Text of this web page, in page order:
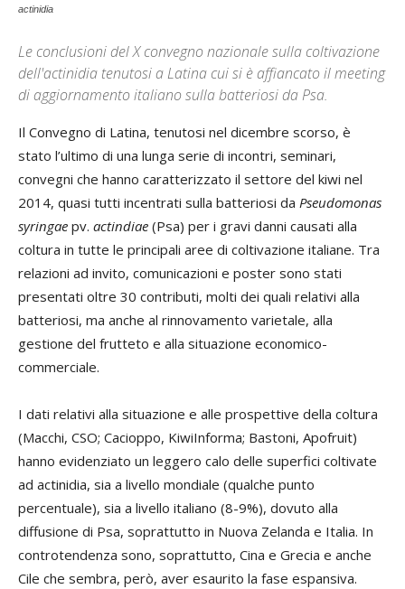
actinidia
Le conclusioni del X convegno nazionale sulla coltivazione
dell'actinidia tenutosi a Latina cui si è affiancato il meeting
di aggiornamento italiano sulla batteriosi da Psa.
Il Convegno di Latina, tenutosi nel dicembre scorso, è
stato l’ultimo di una lunga serie di incontri, seminari,
convegni che hanno caratterizzato il settore del kiwi nel
2014, quasi tutti incentrati sulla batteriosi da Pseudomonas
syringae pv. actindiae (Psa) per i gravi danni causati alla
coltura in tutte le principali aree di coltivazione italiane. Tra
relazioni ad invito, comunicazioni e poster sono stati
presentati oltre 30 contributi, molti dei quali relativi alla
batteriosi, ma anche al rinnovamento varietale, alla
gestione del frutteto e alla situazione economico-
commerciale.
I dati relativi alla situazione e alle prospettive della coltura
(Macchi, CSO; Cacioppo, KiwiInforma; Bastoni, Apofruit)
hanno evidenziato un leggero calo delle superfici coltivate
ad actinidia, sia a livello mondiale (qualche punto
percentuale), sia a livello italiano (8-9%), dovuto alla
diffusione di Psa, soprattutto in Nuova Zelanda e Italia. In
controtendenza sono, soprattutto, Cina e Grecia e anche
Cile che sembra, però, aver esaurito la fase espansiva.